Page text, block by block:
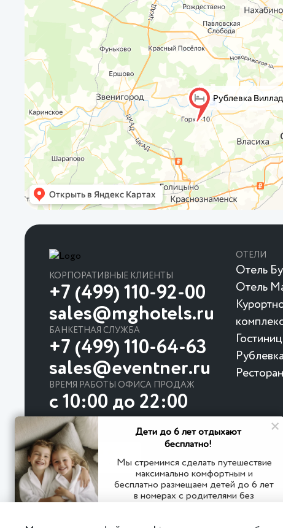
КОРПОРАТИВНЫЕ КЛИЕНТЫ
+7 (499) 110-92-00
sales@mghotels.ru
БАНКЕТНАЯ СЛУЖБА
+7 (499) 110-64-63
sales@eventner.ru
ВРЕМЯ РАБОТЫ ОФИСА ПРОДАЖ
с 10:00 до 22:00
ОТЕЛИ
Отель
Отель
Ресторан
© 2026
Дети до 6 лет отдыхают
бесплатно!
Мы стремимся сделать путешествие
максимально комфортным и
бесплатно размещаем детей до 6 лет
в номерах с родителями без